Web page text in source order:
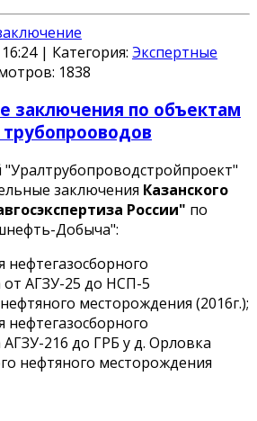
| Категория: Экспертные
1838
заключения по объектам
заключения Казанского
России" по
Добыча":
нефтегазосборного
от АГЗУ-25 до НСП-5
месторождения (2016г.);
нефтегазосборного
216 до ГРБ у д. Орловка
нефтяного месторождения